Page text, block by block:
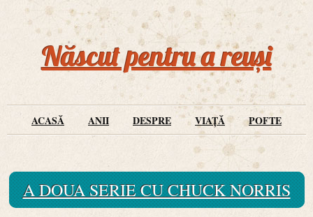
Născut pentru a reuși
ACASĂ ANII DESPRE VIAȚĂ POFTE
A DOUA SERIE CU CHUCK NORRIS